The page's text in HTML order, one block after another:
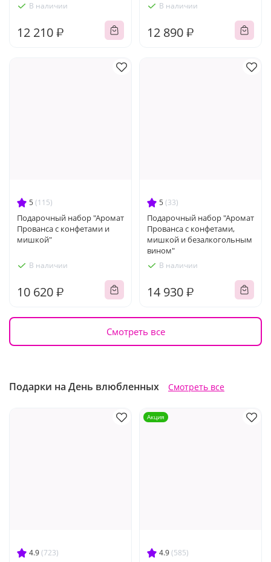
В наличии
12 210 ₽
В наличии
12 890 ₽
5(115)
Подарочный набор "Аромат
Прованса с конфетами и
мишкой"
В наличии
10 620 ₽
5(33)
Подарочный набор "Аромат
Прованса с конфетами,
мишкой и безалкогольным
вином"
В наличии
14 930 ₽
Смотреть все
Подарки на День влюбленных Смотреть все
4.9(723) 4.9(585)
Акция